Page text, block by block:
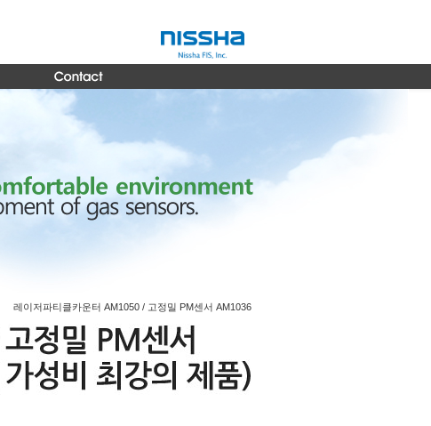
레이저파티클카운터 AM1050 / 고정밀 PM센서 AM1036